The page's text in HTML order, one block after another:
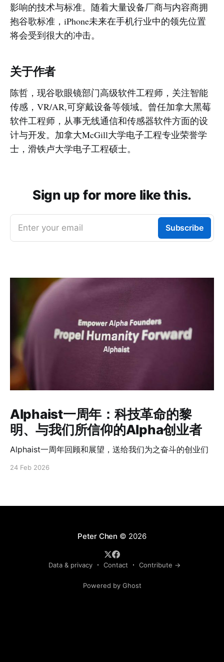
影响的技术与标准。随着大量设备厂商与内容商拥
抱谷歌标准，iPhone未来在手机行业中的领先位置
将会受到很大的冲击。
关于作者
陈哲，现谷歌眼镜部门高级软件工程师，关注智能
传感，VR/AR,可穿戴设备等领域。曾任加拿大黑莓
软件工程师，从事无线通信和传感器软件方面的设
计与开发。加拿大McGill大学电子工程专业荣誉学
士，滑铁卢大学电子工程硕士。
Sign up for more like this.
Enter your email Subscribe
Alphaist一周年：科技革命的黎
明、与我们所信仰的Alpha创业者
Alphaist一周年回顾和展望，送给我们为之奋斗的创业们
24 Feb 2026
Peter Chen © 2026
Data & privacy Contact Contribute →
Powered by Ghost